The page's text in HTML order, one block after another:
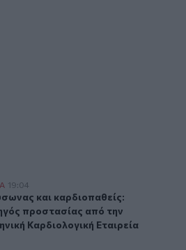
Οδηγός προστασίας από την
19:04
και καρδιοπαθείς: Οδηγός
και καρδιοπαθείς:
προστασίας από την
Καρδιολογική Εταιρεία